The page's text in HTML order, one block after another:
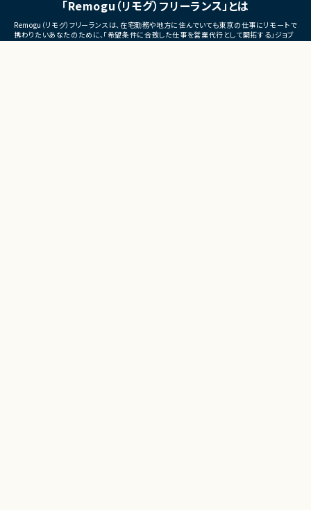
・詳細設計
・テスト
・リリース対応
「Remogu（リモグ）フリーランス」とは
Remogu（リモグ）フリーランスは、在宅勤務や地方に住んでいても東京の仕事にリモートで
携わりたいあなたのために、「希望条件に合致した仕事を営業代行として開拓する」ジョブ
エージェントです。